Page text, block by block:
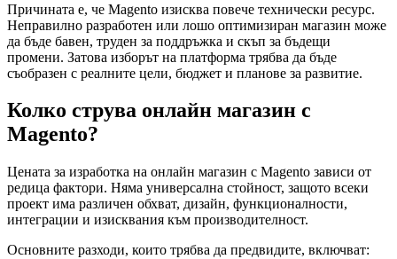
Причината е, че Magento изисква повече технически ресурс.
Неправилно разработен или лошо оптимизиран магазин може
да бъде бавен, труден за поддръжка и скъп за бъдещи
промени. Затова изборът на платформа трябва да бъде
съобразен с реалните цели, бюджет и планове за развитие.
Колко струва онлайн магазин с
Magento?
Цената за изработка на онлайн магазин с Magento зависи от
редица фактори. Няма универсална стойност, защото всеки
проект има различен обхват, дизайн, функционалности,
интеграции и изисквания към производителност.
Основните разходи, които трябва да предвидите, включват: